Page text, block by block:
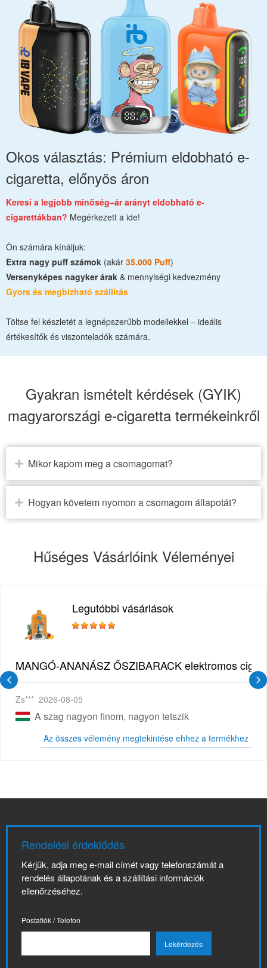
Okos választás: Prémium eldobható e-
cigaretta, előnyös áron
Keresi a legjobb minőség–ár arányt eldobható e-
cigarettákban? Megérkezett a ide!
Ön számára kínáljuk:
Extra nagy puff számok (akár 35.000 Puff)
Versenyképes nagyker árak & mennyiségi kedvezmény
Gyors és megbízható szállítás
Töltse fel készletét a legnépszerűbb modellekkel – ideális
értékesítők és viszonteladók számára.
Gyakran ismételt kérdések (GYIK)
magyarországi e-cigaretta termékeinkről
Mikor kapom meg a csomagomat?
Hogyan követem nyomon a csomagom állapotát?
Hűséges Vásárlóink Véleményei
Legutóbbi vásárlások
MANGÓ-ANANÁSZ ŐSZIBARACK elektromos cigi
Zs*** 2026-08-05
A szag nagyon finom, nagyon tetszik
Az összes vélemény megtekintése ehhez a termékhez
Rendelési érdeklődés
Kérjük, adja meg e-mail címét vagy telefonszámát a
rendelés állapotának és a szállítási információk
ellenőrzéséhez.
Postafiók / Telefon